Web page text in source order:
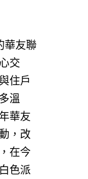
華友聯
交
住戶
溫
華友
，改
在今
色派